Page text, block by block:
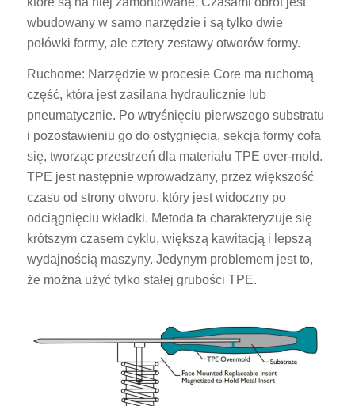
wbudowany w samo narzędzie i są tylko dwie
połówki formy, ale cztery zestawy otworów formy.
Ruchome: Narzędzie w procesie Core ma ruchomą
część, która jest zasilana hydraulicznie lub
pneumatycznie. Po wtryśnięciu pierwszego substratu
i pozostawieniu go do ostygnięcia, sekcja formy cofa
się, tworząc przestrzeń dla materiału TPE over-mold.
TPE jest następnie wprowadzany, przez większość
czasu od strony otworu, który jest widoczny po
odciągnięciu wkładki. Metoda ta charakteryzuje się
krótszym czasem cyklu, większą kawitacją i lepszą
wydajnością maszyny. Jedynym problemem jest to,
że można użyć tylko stałej grubości TPE.